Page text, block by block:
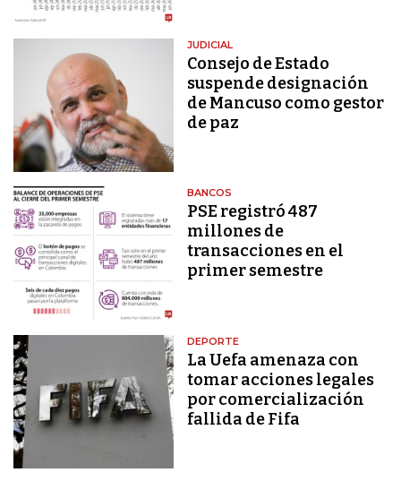
JUDICIAL
Consejo de Estado
suspende designación
de Mancuso como gestor
de paz
BANCOS
PSE registró 487
millones de
transacciones en el
primer semestre
DEPORTE
La Uefa amenaza con
tomar acciones legales
por comercialización
fallida de Fifa